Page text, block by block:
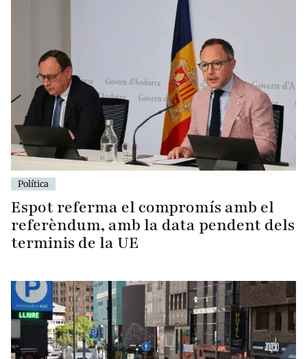
Política
Espot referma el compromís amb el
referèndum, amb la data pendent dels
terminis de la UE